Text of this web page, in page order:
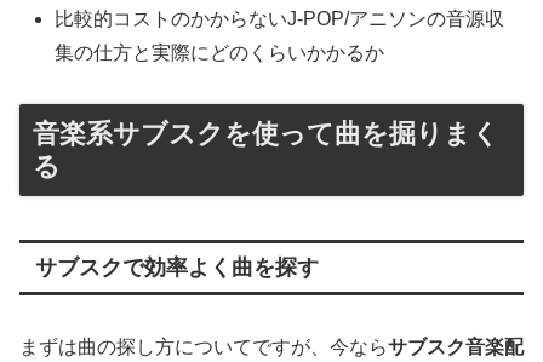
比較的コストのかからないJ-POP/アニソンの音源収
集の仕方と実際にどのくらいかかるか
音楽系サブスクを使って曲を掘りまく
る
サブスクで効率よく曲を探す
まずは曲の探し方についてですが、今ならサブスク音楽配